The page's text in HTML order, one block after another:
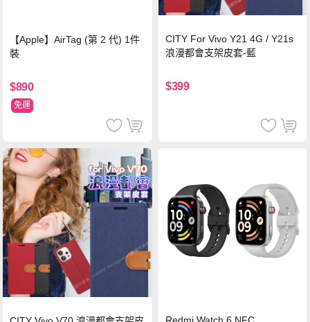
【Apple】AirTag (第 2 代) 1件
裝
$890
免運
CITY For Vivo Y21 4G / Y21s
浪漫都會支架皮套-藍
$399